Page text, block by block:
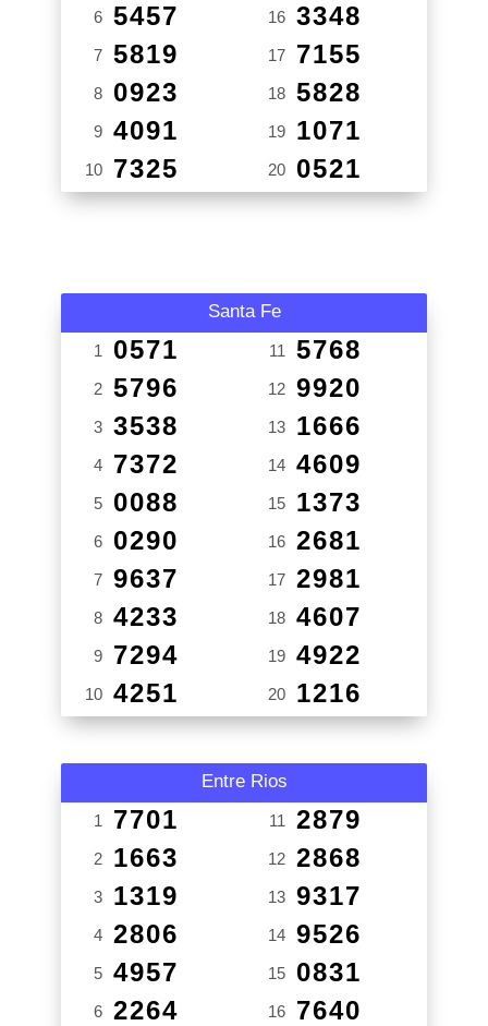
6 5457
7 5819
8 0923
9 4091
10 7325
16 3348
17 7155
18 5828
19 1071
20 0521
Santa Fe
1 0571
2 5796
3 3538
4 7372
5 0088
6 0290
7 9637
8 4233
9 7294
10 4251
11 5768
12 9920
13 1666
14 4609
15 1373
16 2681
17 2981
18 4607
19 4922
20 1216
Entre Rios
1 7701
2 1663
3 1319
4 2806
5 4957
6 2264
11 2879
12 2868
13 9317
14 9526
15 0831
16 7640